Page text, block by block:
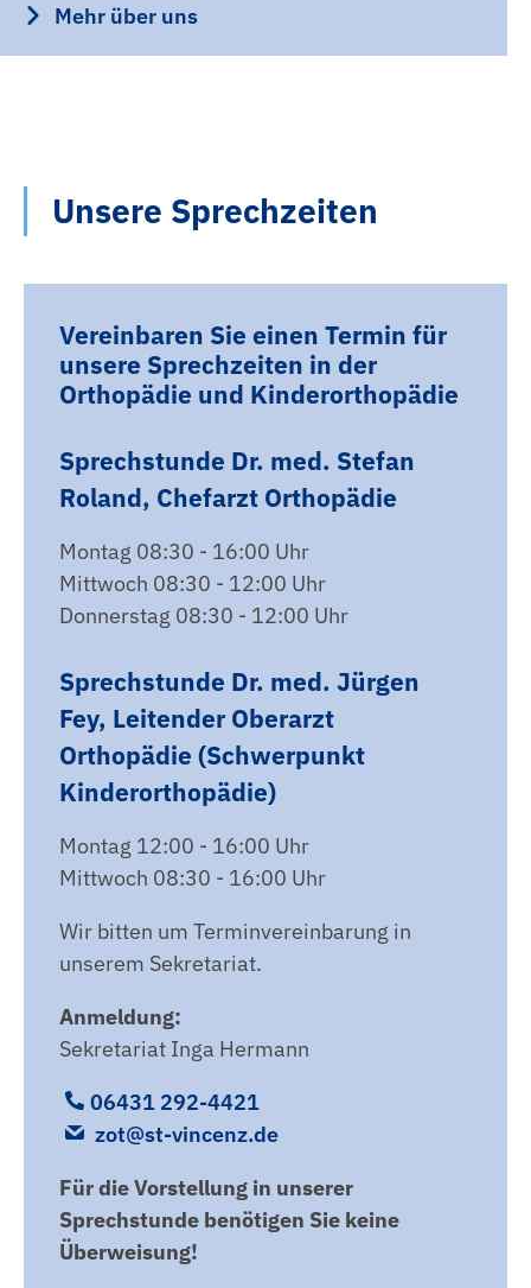
Mehr über uns
Unsere Sprechzeiten
Vereinbaren Sie einen Termin für
unsere Sprechzeiten in der
Orthopädie und Kinderorthopädie
Sprechstunde Dr. med. Stefan
Roland, Chefarzt Orthopädie
Montag 08:30 - 16:00 Uhr
Mittwoch 08:30 - 12:00 Uhr
Donnerstag 08:30 - 12:00 Uhr
Sprechstunde Dr. med. Jürgen
Fey, Leitender Oberarzt
Orthopädie (Schwerpunkt
Kinderorthopädie)
Montag 12:00 - 16:00 Uhr
Mittwoch 08:30 - 16:00 Uhr
Wir bitten um Terminvereinbarung in
unserem Sekretariat.
Anmeldung:
Sekretariat Inga Hermann
06431 292-4421
zot@st-vincenz.de
Für die Vorstellung in unserer
Sprechstunde benötigen Sie keine
Überweisung!